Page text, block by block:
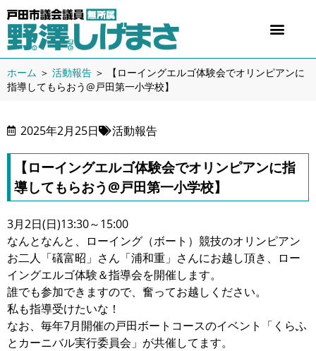
ホーム ＞ 活動報告 ＞
【ローイングエルゴ体験会でオリンピアンに
指導してもらおう@戸田第一小学校】
2025年2月25日 活動報告
【ローイングエルゴ体験会でオリンピアンに指
導してもらおう@戸田第一小学校】
3月2日(日)13:30～15:00
なんとなんと、ローイング（ボート）競技のオリンピアン
お二人「礒富昭」さん「浦和重」さんにお越し頂き、ロー
イングエルゴ体験＆指導会を開催します。
誰でも参加できますので、奮ってお越しください。
私も指導受けたいな！
なお、毎年7月開催の戸田ボートコースのイベント「くらふ
とカーニバル実行委員会」が共催してます。